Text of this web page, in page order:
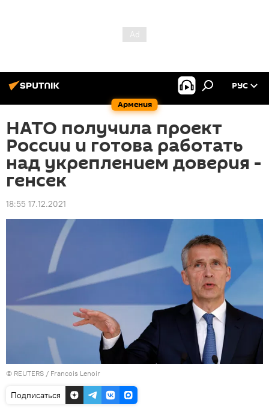
Армения
РУС
НАТО получила проект
России и готова работать
над укреплением доверия -
генсек
18:55 17.12.2021
© REUTERS / Francois Lenoir
Подписаться